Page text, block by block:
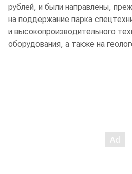
рублей, и были направлены,
на поддержание парка
и высокопроизводительного
оборудования, а также на